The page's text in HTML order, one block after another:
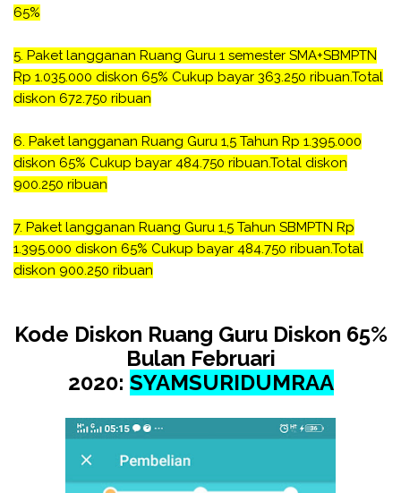
65%
5. Paket langganan Ruang Guru 1 semester SMA+SBMPTN
Rp 1.035.000 diskon 65% Cukup bayar 363.250 ribuan.Total
diskon 672.750 ribuan
6. Paket langganan Ruang Guru 1,5 Tahun Rp 1.395.000
diskon 65% Cukup bayar 484.750 ribuan.Total diskon
900.250 ribuan
7. Paket langganan Ruang Guru 1,5 Tahun SBMPTN Rp
1.395.000 diskon 65% Cukup bayar 484.750 ribuan.Total
diskon 900.250 ribuan
Kode Diskon Ruang Guru Diskon 65%
Bulan Februari
2020: SYAMSURIDUMRAA